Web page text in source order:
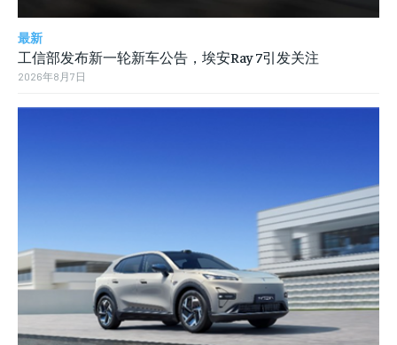
最新
工信部发布新一轮新车公告，埃安Ray 7引发关注
2026年8月7日